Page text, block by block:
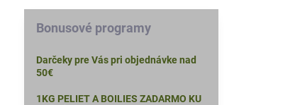
Bonusové programy
Darčeky pre Vás pri objednávke nad
50€
1KG PELIET A BOILIES ZADARMO KU